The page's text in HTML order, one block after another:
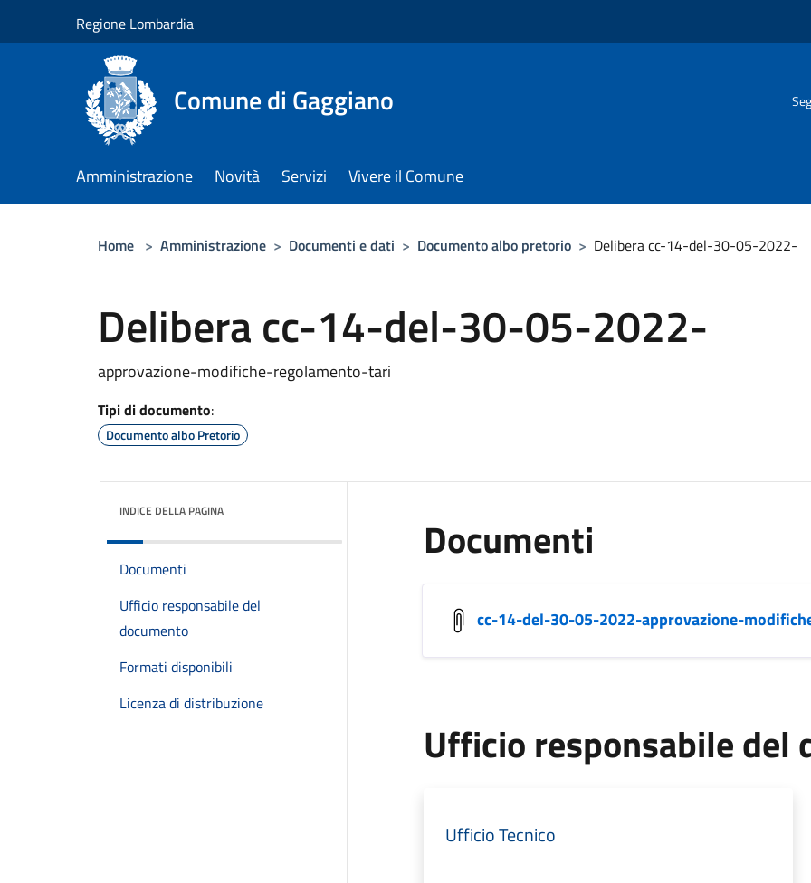
Regione Lombardia
Comune di Gaggiano
Amministrazione Novità Servizi Vivere il Comune
Home > Amministrazione > Documenti e dati > Documento albo pretorio > Delibera cc-14-del-30-05-2022-
Delibera cc-14-del-30-05-2022-
approvazione-modifiche-regolamento-tari
Tipi di documento:
Documento albo Pretorio
INDICE DELLA PAGINA
Documenti
Ufficio responsabile del
documento
Formati disponibili
Licenza di distribuzione
Documenti
cc-14-del-30-05-2022-approvazione-
Ufficio responsabile del
Ufficio Tecnico